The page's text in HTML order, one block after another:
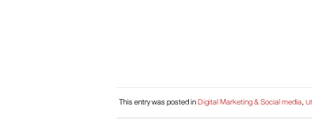
This entry was posted inDigital Marketing & Social media,